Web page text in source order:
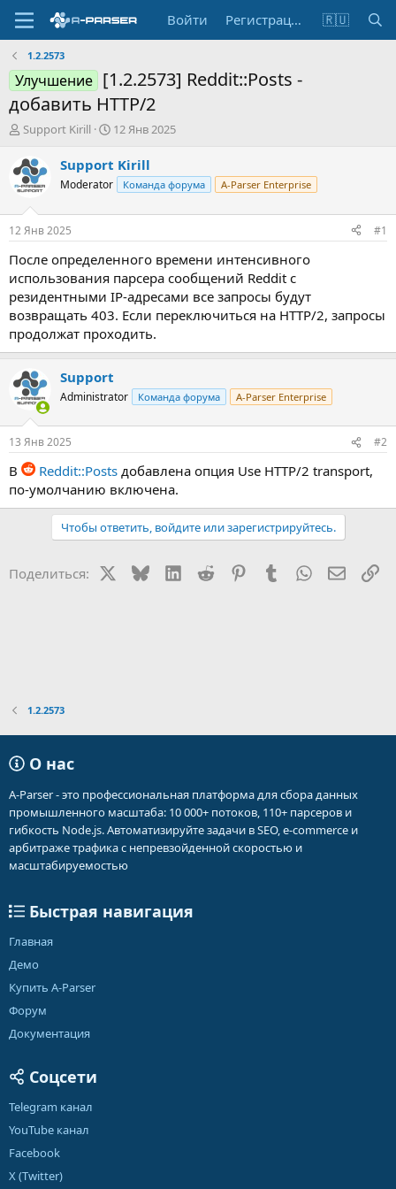
Войти Регистрация 🇷🇺
1.2.2573
Улучшение [1.2.2573] Reddit::Posts -
добавить HTTP/2
А
т
о
р
т
е
м
ы
Support Kirill
Д
т
а
н
а
л
12 Янв 2025
Support Kirill
Moderator Команда форума A-Parser Enterprise
12 Янв 2025 #1
После определенного времени интенсивного
использования парсера сообщений Reddit с
резидентными IP-адресами все запросы будут
возвращать 403. Если переключиться на HTTP/2, запросы
продолжат проходить.
Support
Administrator Команда форума A-Parser Enterprise
13 Янв 2025 #2
В Reddit::Posts добавлена опция Use HTTP/2 transport,
по-умолчанию включена.
Чтобы ответить, войдите или зарегистрируйтесь.
Поделиться: BlueskyLinkedIn
Reddit PinterestTumblr WhatsApp
1.2.2573
О нас
A-Parser - это профессиональная платформа для сбора данных
промышленного масштаба: 10 000+ потоков, 110+ парсеров и
гибкость Node.js. Автоматизируйте задачи в SEO, e-commerce и
арбитраже трафика с непревзойденной скоростью и
масштабируемостью
Быстрая навигация
Главная
Демо
Купить A-Parser
Форум
Документация
Соцсети
Telegram канал
YouTube канал
Facebook
X (Twitter)